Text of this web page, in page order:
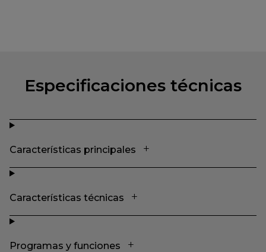
Especificaciones técnicas
Características principales
Características técnicas
Programas y funciones